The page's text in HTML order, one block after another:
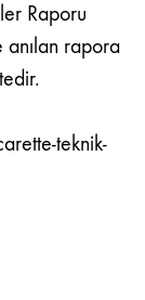
Raporu
anılan rapora
teknik-